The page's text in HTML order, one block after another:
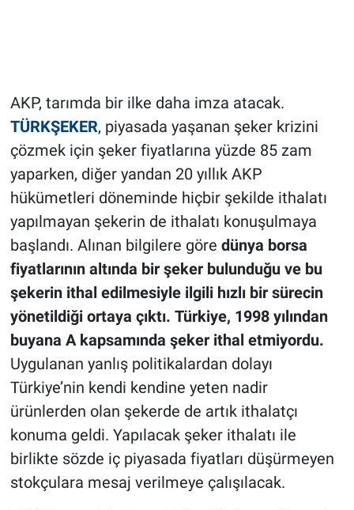
AKP, tarımda bir ilke daha imza atacak.
TÜRKŞEKER, piyasada yaşanan şeker krizini
çözmek için şeker fiyatlarına yüzde 85 zam
yaparken, diğer yandan 20 yıllık AKP
hükümetleri döneminde hiçbir şekilde ithalatı
yapılmayan şekerin de ithalatı konuşulmaya
başlandı. Alınan bilgilere göre dünya borsa
fiyatlarının altında bir şeker bulunduğu ve bu
şekerin ithal edilmesiyle ilgili hızlı bir sürecin
yönetildiği ortaya çıktı. Türkiye, 1998 yılından
buyana A kapsamında şeker ithal etmiyordu.
Uygulanan yanlış politikalardan dolayı
Türkiye’nin kendi kendine yeten nadir
ürünlerden olan şekerde de artık ithalatçı
konuma geldi. Yapılacak şeker ithalatı ile
birlikte sözde iç piyasada fiyatları düşürmeyen
stokçulara mesaj verilmeye çalışılacak.